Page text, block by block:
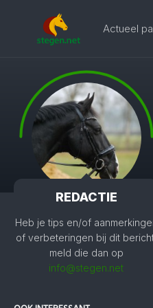
Actueel
REDACTIE
Heb je tips en/of
of verbeteringen bij dit
meld die dan op
info@stegen.net